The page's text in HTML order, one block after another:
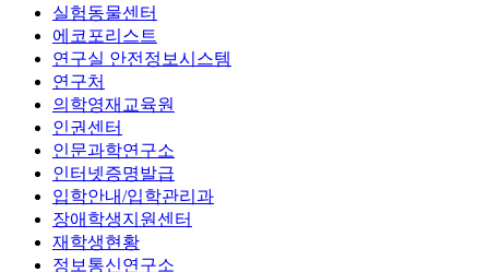
실험동물센터
에코포리스트
연구실 안전정보시스템
연구처
의학영재교육원
인권센터
인문과학연구소
인터넷증명발급
입학안내/입학관리과
장애학생지원센터
재학생현황
정보통신연구소